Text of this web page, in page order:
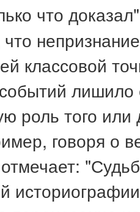
что
классовой
роль того или
говоря о